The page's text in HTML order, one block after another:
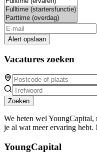
Alert opslaan
Vacatures zoeken
Zoeken
We heten wel
je al wat meer ervaring
YoungCapital